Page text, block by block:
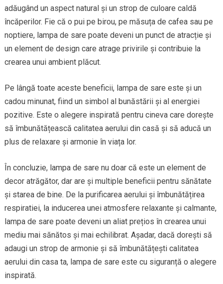
adăugând un aspect natural și un strop de culoare caldă
încăperilor. Fie că o pui pe birou, pe măsuța de cafea sau pe
noptiere, lampa de sare poate deveni un punct de atracție și
un element de design care atrage privirile și contribuie la
crearea unui ambient plăcut.
Pe lângă toate aceste beneficii, lampa de sare este și un
cadou minunat, fiind un simbol al bunăstării și al energiei
pozitive. Este o alegere inspirată pentru cineva care dorește
să îmbunătățească calitatea aerului din casă și să aducă un
plus de relaxare și armonie în viața lor.
În concluzie, lampa de sare nu doar că este un element de
decor atrăgător, dar are și multiple beneficii pentru sănătate
și starea de bine. De la purificarea aerului și îmbunătățirea
respiratiei, la inducerea unei atmosfere relaxante și calmante,
lampa de sare poate deveni un aliat prețios în crearea unui
mediu mai sănătos și mai echilibrat. Așadar, dacă dorești să
adaugi un strop de armonie și să îmbunătățești calitatea
aerului din casa ta, lampa de sare este cu siguranță o alegere
inspirată.